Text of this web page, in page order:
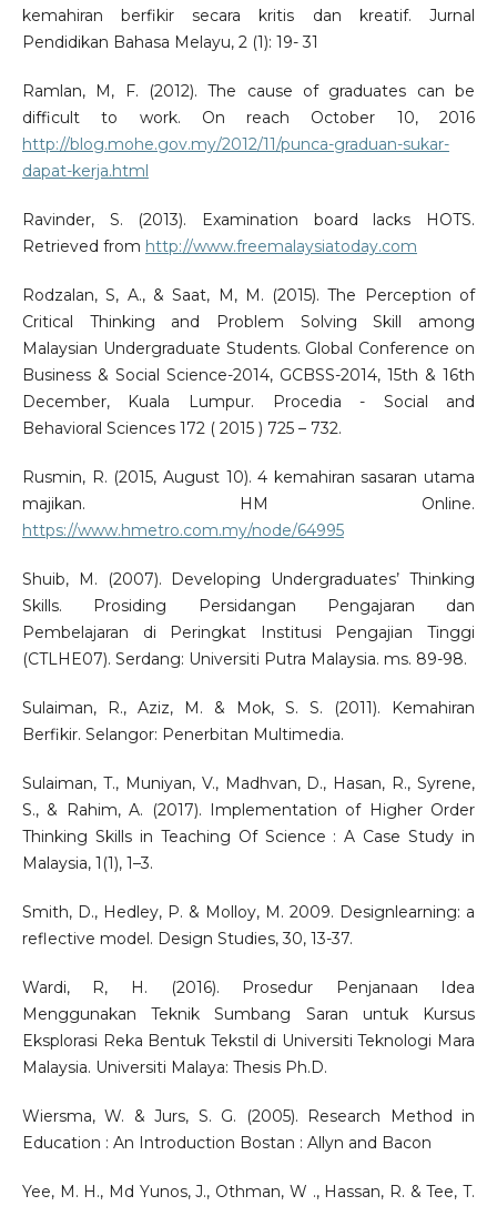
kemahiran berfikir secara kritis dan kreatif. Jurnal
Pendidikan Bahasa Melayu, 2 (1): 19- 31
Ramlan, M, F. (2012). The cause of graduates can be
difficult to work. On reach October 10, 2016
http://blog.mohe.gov.my/2012/11/punca-graduan-sukar-
dapat-kerja.html
Ravinder, S. (2013). Examination board lacks HOTS.
Retrieved from http://www.freemalaysiatoday.com
Rodzalan, S, A., & Saat, M, M. (2015). The Perception of
Critical Thinking and Problem Solving Skill among
Malaysian Undergraduate Students. Global Conference on
Business & Social Science-2014, GCBSS-2014, 15th & 16th
December, Kuala Lumpur. Procedia - Social and
Behavioral Sciences 172 ( 2015 ) 725 – 732.
Rusmin, R. (2015, August 10). 4 kemahiran sasaran utama
majikan. HM Online.
https://www.hmetro.com.my/node/64995
Shuib, M. (2007). Developing Undergraduates’ Thinking
Skills. Prosiding Persidangan Pengajaran dan
Pembelajaran di Peringkat Institusi Pengajian Tinggi
(CTLHE07). Serdang: Universiti Putra Malaysia. ms. 89-98.
Sulaiman, R., Aziz, M. & Mok, S. S. (2011). Kemahiran
Berfikir. Selangor: Penerbitan Multimedia.
Sulaiman, T., Muniyan, V., Madhvan, D., Hasan, R., Syrene,
S., & Rahim, A. (2017). Implementation of Higher Order
Thinking Skills in Teaching Of Science : A Case Study in
Malaysia, 1(1), 1–3.
Smith, D., Hedley, P. & Molloy, M. 2009. Designlearning: a
reflective model. Design Studies, 30, 13-37.
Wardi, R, H. (2016). Prosedur Penjanaan Idea
Menggunakan Teknik Sumbang Saran untuk Kursus
Eksplorasi Reka Bentuk Tekstil di Universiti Teknologi Mara
Malaysia. Universiti Malaya: Thesis Ph.D.
Wiersma, W. & Jurs, S. G. (2005). Research Method in
Education : An Introduction Bostan : Allyn and Bacon
Yee, M. H., Md Yunos, J., Othman, W ., Hassan, R. & Tee, T.